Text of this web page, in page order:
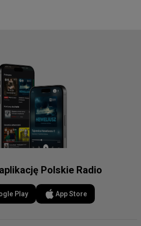
Polskie Radio
Play App Store